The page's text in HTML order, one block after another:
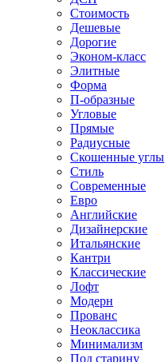
Стоимость
Дешевые
Дорогие
Эконом-класс
Элитные
Форма
П-образные
Угловые
Прямые
Радиусные
Скошенные углы
Стиль
Современные
Евро
Английские
Дизайнерские
Итальянские
Кантри
Классические
Лофт
Модерн
Прованс
Неоклассика
Минимализм
Под старину